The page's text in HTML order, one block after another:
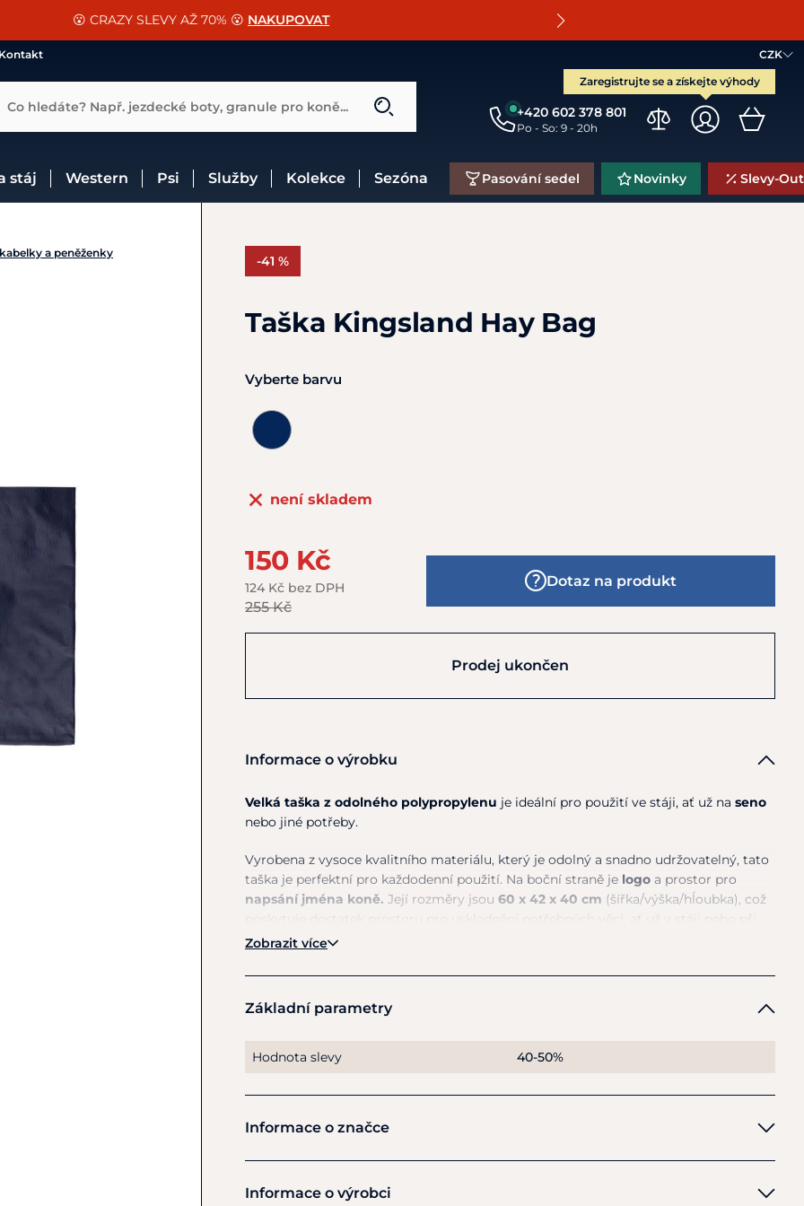
SLEVA 13% na vše od Cassini! CHCI SLEVU
😮 CRAZY SLEVY AŽ 70% 😮 NAKUPOVAT
a doplňky k vybraným sedlům ZDARMA 🐴
CZK
Zaregistrujte se a získejte výhody
+420 602 378 801
Po - So: 9 - 20h
Co hledáte? Např. jezdecké boty, granule pro koně...
stáj Western Psi Služby Kolekce Sezóna Pasování sedel Novinky Slevy-
a peněženky
-41 %
Taška Kingsland Hay Bag
Vyberte barvu
není skladem
150 Kč
124 Kč bez DPH
255 Kč
Dotaz na produkt
Prodej ukončen
Informace o výrobku
Velká taška z odolného polypropylenu je ideální pro použití ve stáji, ať už na seno
nebo jiné potřeby.
Vyrobena z vysoce kvalitního materiálu, který je odolný a snadno udržovatelný, tato
taška je perfektní pro každodenní použití. Na boční straně je logo a prostor pro
napsání jména koně. Její rozměry jsou 60 x 42 x 40 cm (šířka/výška/hĺoubka), což
transportu. Tato taška je nejen funkční, ale také praktická a
Materiál: 100% polypropylen
Zobrazit více
Základní parametry
Hodnota slevy 40-50%
Informace o značce
Kingsland
Informace o výrobci